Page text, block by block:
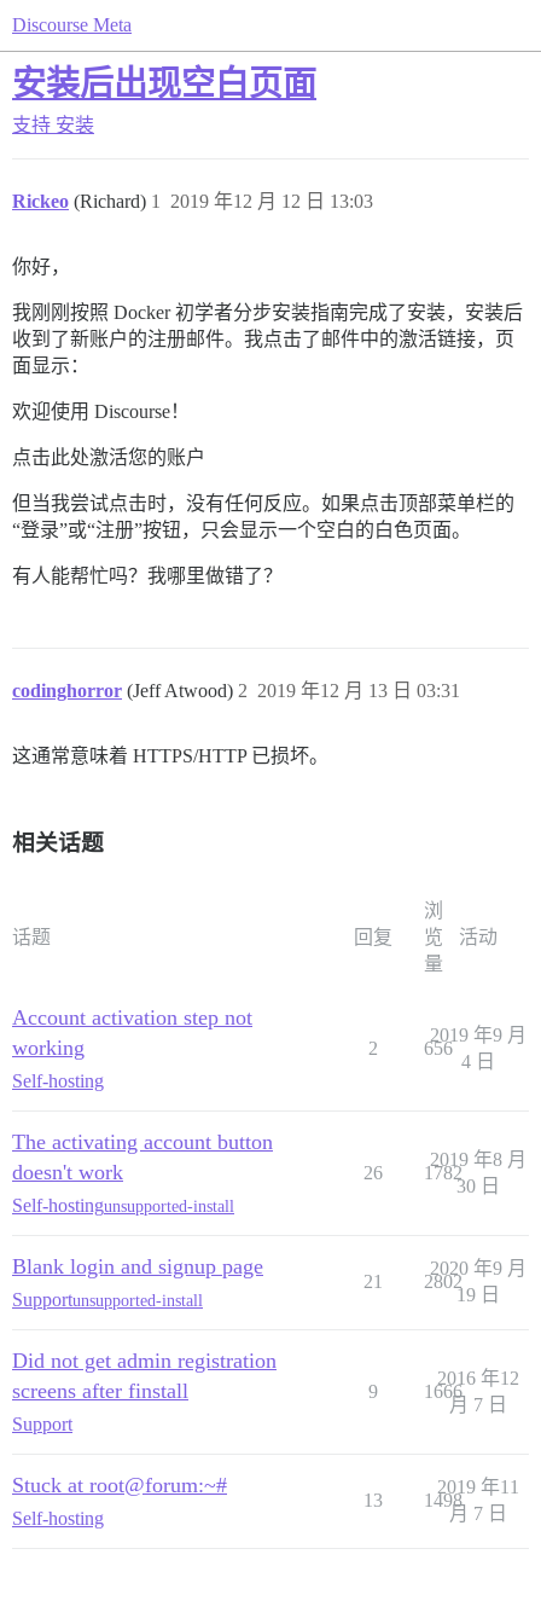
Discourse Meta
安装后出现空白页面
支持 安装
Rickeo (Richard) 2019 年12 月 12 日 13:03
1
你好，
我刚刚按照 Docker 初学者分步安装指南完成了安装，安装后
收到了新账户的注册邮件。我点击了邮件中的激活链接，页
面显示：
欢迎使用 Discourse！
点击此处激活您的账户
但当我尝试点击时，没有任何反应。如果点击顶部菜单栏的
“登录”或“注册”按钮，只会显示一个空白的白色页面。
有人能帮忙吗？我哪里做错了？
codinghorror (Jeff Atwood) 2019 年12 月 13 日 03:31
2
这通常意味着 HTTPS/HTTP 已损坏。
相关话题
话题 回复
浏
览
量
活动
Account activation step not
working
Self-hosting
2 656
2019 年9 月
4 日
The activating account button
doesn't work
Self-hostingunsupported-install
26 1782
2019 年8 月
30 日
Blank login and signup page
Supportunsupported-install
21 2802
2020 年9 月
19 日
Did not get admin registration
screens after finstall
Support
9 1666
2016 年12
月 7 日
Stuck at root@forum:~#
Self-hosting
13 1498
2019 年11
月 7 日